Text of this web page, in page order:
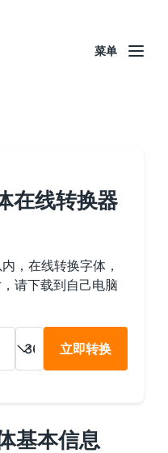
菜单
在线转换器
，在线转换字体，
请下载到自己电脑
立即转换
基本信息